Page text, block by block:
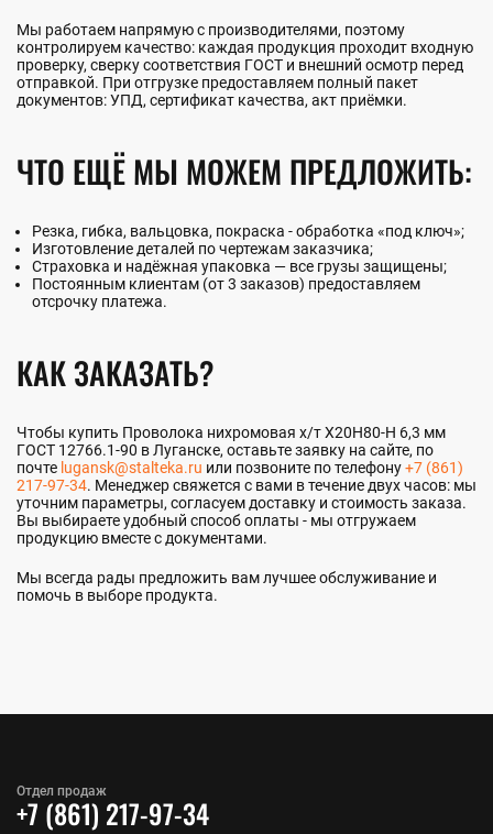
Мы работаем напрямую с производителями, поэтому
контролируем качество: каждая продукция проходит входную
проверку, сверку соответствия ГОСТ и внешний осмотр перед
отправкой. При отгрузке предоставляем полный пакет
документов: УПД, сертификат качества, акт приёмки.
ЧТО ЕЩЁ МЫ МОЖЕМ ПРЕДЛОЖИТЬ:
Резка, гибка, вальцовка, покраска - обработка «под ключ»;
Изготовление деталей по чертежам заказчика;
Страховка и надёжная упаковка — все грузы защищены;
Постоянным клиентам (от 3 заказов) предоставляем
отсрочку платежа.
КАК ЗАКАЗАТЬ?
Чтобы купить Проволока нихромовая х/т Х20Н80-Н 6,3 мм
ГОСТ 12766.1-90 в Луганске, оставьте заявку на сайте, по
почте lugansk@stalteka.ru или позвоните по телефону+7 (861)
217-97-34. Менеджер свяжется с вами в течение двух часов: мы
уточним параметры, согласуем доставку и стоимость заказа.
Вы выбираете удобный способ оплаты - мы отгружаем
продукцию вместе с документами.
Мы всегда рады предложить вам лучшее обслуживание и
помочь в выборе продукта.
Отдел продаж
+7 (861) 217-97-34